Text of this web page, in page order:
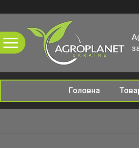
Головна